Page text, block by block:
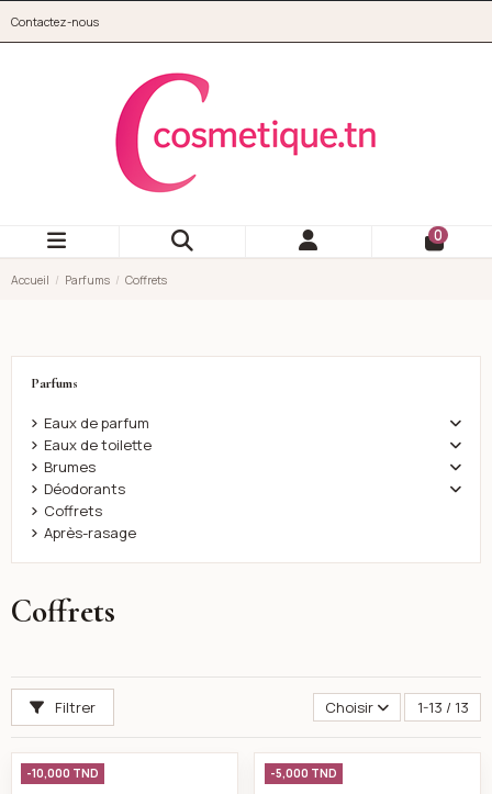
Contactez-nous
0
Accueil Parfums Coffrets
Coffrets
Filtrer Choisir 1-13 / 13
Coffret eau de toilette homme writer -cyrus
-10,000 TND -5,000 TND
Parfums
Eaux de parfum
Eaux de toilette
Brumes
Déodorants
Coffrets
Après-rasage